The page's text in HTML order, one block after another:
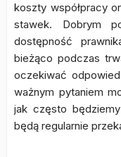
koszty współpracy
stawek. Dobrym
dostępność
bieżąco podczas
oczekiwać
ważnym pytaniem
jak często
będą regularnie